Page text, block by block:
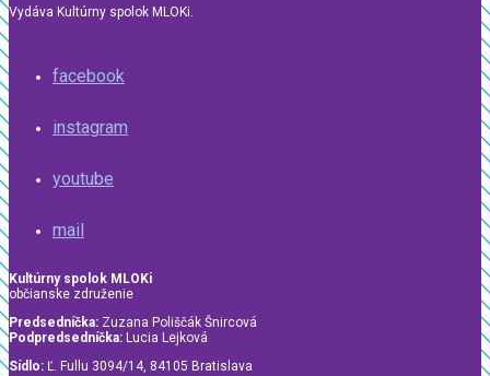
Vydáva Kultúrny spolok MLOKi.
facebook
instagram
youtube
mail
Kultúrny spolok MLOKi
občianske združenie
Predsedníčka: Zuzana Poliščák Šnircová
Podpredsedníčka: Lucia Lejková
Sídlo: Ľ. Fullu 3094/14, 84105 Bratislava